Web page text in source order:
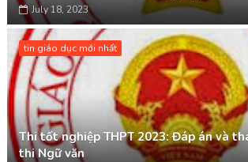
July 18, 2023
tin giáo dục mới nhất
Thi tốt nghiệp THPT 2023: Đáp án và
thi Ngữ văn